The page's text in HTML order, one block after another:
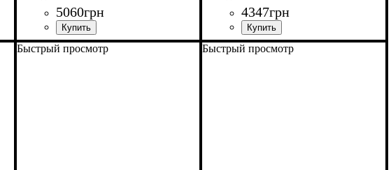
5060грн 4347грн
Быстрый просмотр Быстрый просмотр